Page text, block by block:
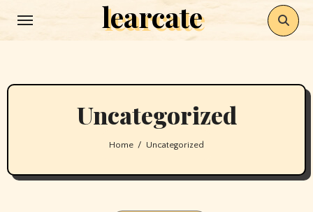
learcate
Uncategorized
Home Uncategorized